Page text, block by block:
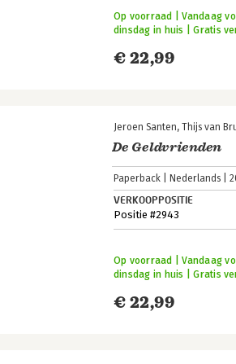
€ 22,99
Op voorraad | Vandaag
dinsdag in huis | Gratis
Jeroen Santen Thijs van
De Geldvrienden
Paperback Nederlands
VERKOOPPOSITIE
Positie #2943
€ 22,99
Op voorraad | Vandaag
dinsdag in huis | Gratis